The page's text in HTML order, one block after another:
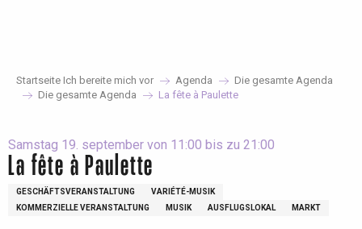
Startseite Ich bereite mich vor Agenda
Die gesamte Agenda
Die gesamte Agenda
La fête à Paulette
Samstag 19. september von 11:00 bis zu 21:00
La fête à Paulette
GESCHÄFTSVERANSTALTUNG
VARIÉTÉ-MUSIK
KOMMERZIELLE VERANSTALTUNG
MUSIK AUSFLUGSLOKAL MARKT